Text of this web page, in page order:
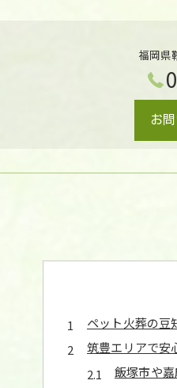
福岡県
お
ペット火葬の豆
筑豊エリアで安
飯塚市や